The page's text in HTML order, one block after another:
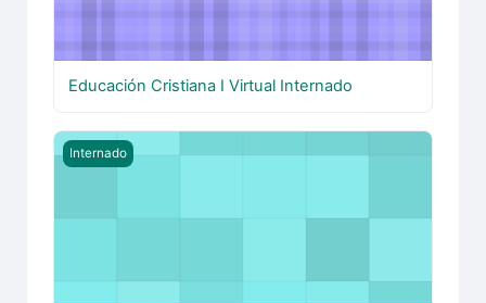
Educación Cristiana I Virtual Internado
Sectas y Religiones Virtual Intenado
Internado